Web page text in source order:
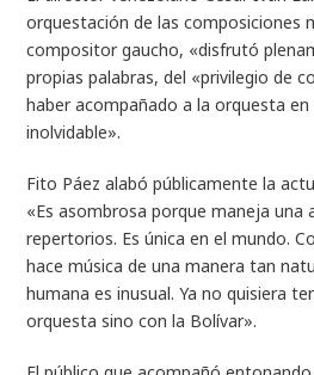
orquestación de las composiciones
compositor gaucho, «disfrutó
propias palabras, del «privilegio de
haber acompañado a la orquesta
inolvidable».
Fito Páez alabó públicamente la
«Es asombrosa porque maneja una
repertorios. Es única en el mundo.
hace música de una manera tan
humana es inusual. Ya no quisiera
orquesta sino con la Bolívar».